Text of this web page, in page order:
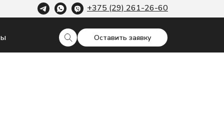
Оставить заявку
+375 (29) 261-26-60